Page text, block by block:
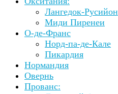
Лангедок-Русийон
Миди Пиренеи
О-де-Франс
Норд-па-де-Кале
Пикардия
Нормандия
Овернь
Прованс: